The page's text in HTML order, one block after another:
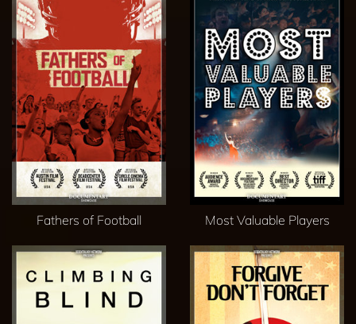
Fathers of Football Most Valuable Players